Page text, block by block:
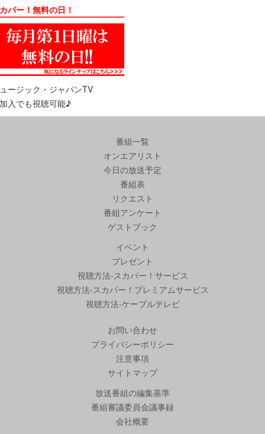
パー！無料の日！
ージック・ジャパンTV
入でも視聴可能♪
番組一覧
オンエアリスト
今日の放送予定
番組表
リクエスト
番組アンケート
ゲストブック
イベント
プレゼント
視聴方法-スカパー！サービス
視聴方法-スカパー！プレミアムサービス
視聴方法-ケーブルテレビ
お問い合わせ
プライバシーポリシー
注意事項
サイトマップ
放送番組の編集基準
番組審議委員会議事録
会社概要